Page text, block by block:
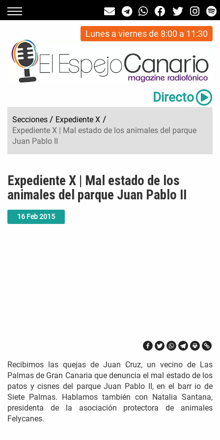
Lunes a viernes de 8:00 a 11:30
Directo
Secciones / Expediente X /
Expediente X | Mal estado de los animales del parque
Juan Pablo II
16 Feb2015
Expediente X | Mal estado de los
animales del parque Juan Pablo II
Recibimos las quejas de Juan Cruz, un vecino de Las
Palmas de Gran Canaria que denuncia el mal estado de los
patos y cisnes del parque Juan Pablo II, en el barr io de
Siete Palmas. Hablamos también con Natalia Santana,
presidenta de la asociación protectora de animales
Felycanes.